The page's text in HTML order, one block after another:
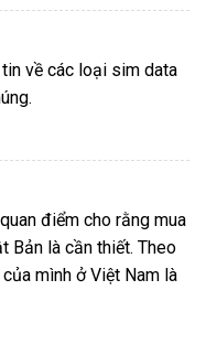
về các loại sim data
điểm cho rằng mua
Bản là cần thiết. Theo
mình ở Việt Nam là